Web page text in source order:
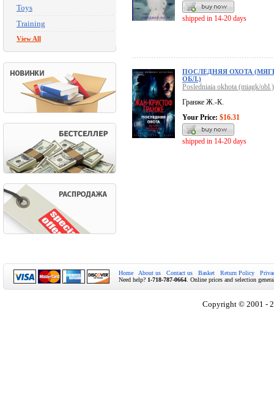
Toys
Training
View All
shipped in 14-20 days
ПОСЛЕДНЯЯ ОХОТА
ОБЛ.)
Posledniaia okhota (miagk/obl.)
Гранже Ж.-К.
Your Price: $16.31
shipped in 14-20 days
Home About us Contact us Basket Return Policy
Need help? 1-718-787-0664 . Online prices and selection
Copyright © 2001 -